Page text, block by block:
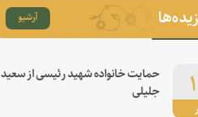
آرشیو
حمایت خانواده شهید رئیسی از سعید
جلیلی